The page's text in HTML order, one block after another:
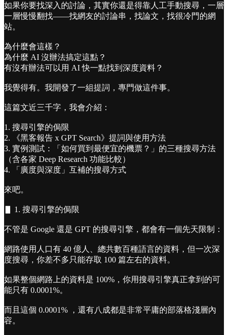
如果你要找深入的討論，其實你還是得靠人工手動搜尋，一層
一層慢慢翻找——找網友的討論串，找論文，找很冷門的網
站。
為什麼會這樣？
為什麼 AI 沒辦法搞定這點？
有沒有辦法可以用 AI 快一點找到深度資料？
我覺得有。我開發了一組提詞，專門做這件事。
這篇文近三千字，我會介紹：
1. 搜尋引擎的侷限
2. 《黑客報告 x GPT Search》提詞與使用方法
3. 實例測試：「如何買到最便宜的機票？」的三種搜尋方法
（含各家 Deep Research 功能比較）
4. 「廣度與深度」互補的搜尋方式
來吧。
▋ 1. 搜尋引擎的侷限
不管是 Go󠀠ogle 還是 GPT 的搜尋引擎，都會有一個先天限制：
網路使用人口有 40 億人、總共數百種語言的資料，但一次深
度搜尋，你差不多只能存取 100 篇左右的資料。
如果整個網路上的資料是 100%，你用搜尋引擎真正拿到的可
能只有 0.0001%。
而且這個 0.0001% ，還有八成都是非常平庸的部落格淺層內
容。